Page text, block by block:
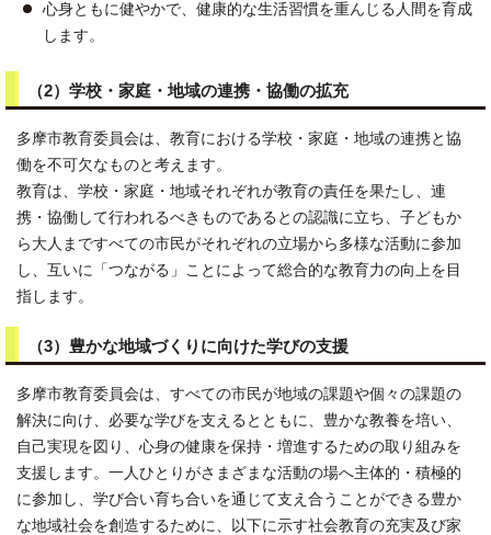
心身ともに健やかで、健康的な生活習慣を重んじる人間を育成
します。
（2）学校・家庭・地域の連携・協働の拡充
多摩市教育委員会は、教育における学校・家庭・地域の連携と協
働を不可欠なものと考えます。
教育は、学校・家庭・地域それぞれが教育の責任を果たし、連
携・協働して行われるべきものであるとの認識に立ち、子どもか
ら大人まですべての市民がそれぞれの立場から多様な活動に参加
し、互いに「つながる」ことによって総合的な教育力の向上を目
指します。
（3）豊かな地域づくりに向けた学びの支援
多摩市教育委員会は、すべての市民が地域の課題や個々の課題の
解決に向け、必要な学びを支えるとともに、豊かな教養を培い、
自己実現を図り、心身の健康を保持・増進するための取り組みを
支援します。一人ひとりがさまざまな活動の場へ主体的・積極的
に参加し、学び合い育ち合いを通じて支え合うことができる豊か
な地域社会を創造するために、以下に示す社会教育の充実及び家